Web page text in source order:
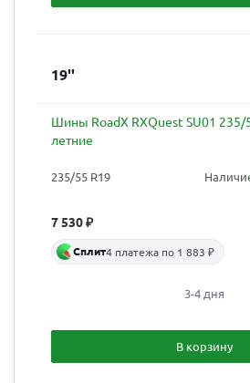
19''
Шины RoadX RXQuest SU01 235/
летние
235/55 R19
7 530₽
Сплит4 платежа по 1 883 ₽
3-4 дня
В корзину